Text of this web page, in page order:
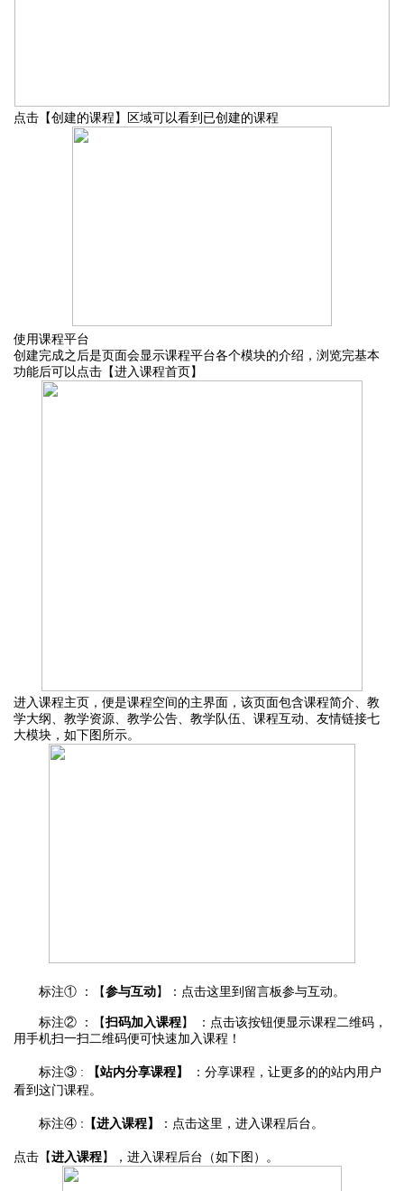
点击【创建的课程 】 区域可以看到已创建的课程
使用课程平台
创建完成之 后是页面会显示课程平台各个模块的介绍， 浏览完基本
功能后可以点击【进入课程首页】
进入课程主页，便是课程空间的主界面 ，该页面包含课程简介、教
学大纲、教学资源、教学公告、教学队伍、课程互动、友情链接七
大模块 ， 如下图所示。
标注① ：【参与互动】 ：点击这里到留言板参与互动。
标注② ：【扫码加入课程】 ： 点击该按钮便显示课程二维码，
用手机扫一扫二维码便可快速加入课程！
标注③ : 【站内分享课程】 ：分享课程，让更多的的站内用户
看到这门课程。
标注④ : 【进入课程】
：点击这里，进入课程后台。
点击【进入课程】，进入课程后台 （如下图） 。